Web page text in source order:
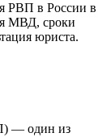
РВП в России в
МВД, сроки
юриста.
— один из